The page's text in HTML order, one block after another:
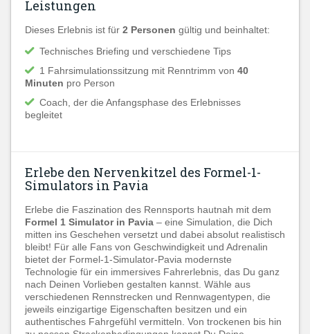
Leistungen
Dieses Erlebnis ist für 2 Personen gültig und beinhaltet:
Technisches Briefing und verschiedene Tips
1 Fahrsimulationssitzung mit Renntrimm von 40
Minuten pro Person
Coach, der die Anfangsphase des Erlebnisses
begleitet
Erlebe den Nervenkitzel des Formel-1-
Simulators in Pavia
Erlebe die Faszination des Rennsports hautnah mit dem
Formel 1 Simulator in Pavia – eine Simulation, die Dich
mitten ins Geschehen versetzt und dabei absolut realistisch
bleibt! Für alle Fans von Geschwindigkeit und Adrenalin
bietet der Formel-1-Simulator-Pavia modernste
Technologie für ein immersives Fahrerlebnis, das Du ganz
nach Deinen Vorlieben gestalten kannst. Wähle aus
verschiedenen Rennstrecken und Rennwagentypen, die
jeweils einzigartige Eigenschaften besitzen und ein
authentisches Fahrgefühl vermitteln. Von trockenen bis hin